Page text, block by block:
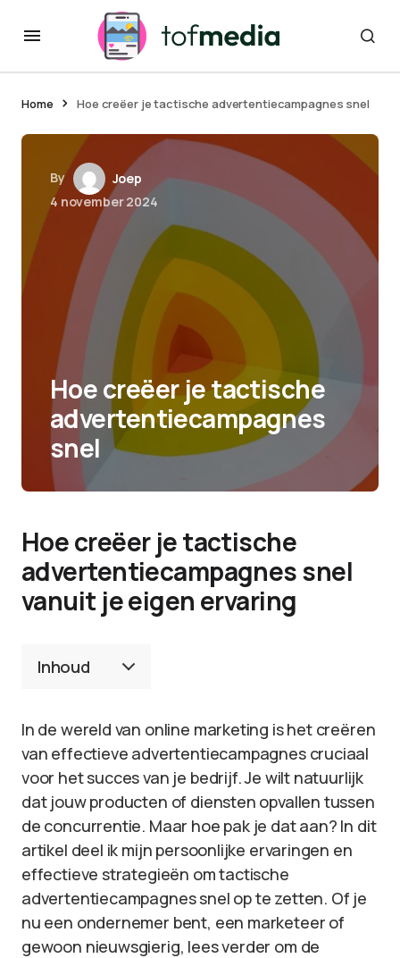
Home Hoe creëer je tactische advertentiecampagnes snel
By
Joep
4 november 2024
Hoe creëer je tactische
advertentiecampagnes
snel
Hoe creëer je tactische
advertentiecampagnes snel
vanuit je eigen ervaring
Inhoud
In de wereld van online marketing is het creëren
van effectieve advertentiecampagnes cruciaal
voor het succes van je bedrijf. Je wilt natuurlijk
dat jouw producten of diensten opvallen tussen
de concurrentie. Maar hoe pak je dat aan? In dit
artikel deel ik mijn persoonlijke ervaringen en
effectieve strategieën om tactische
advertentiecampagnes snel op te zetten. Of je
nu een ondernemer bent, een marketeer of
gewoon nieuwsgierig, lees verder om de